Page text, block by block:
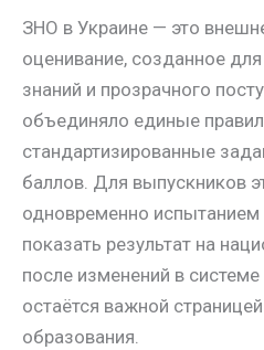
ЗНО в Украине — это
оценивание, созданное
знаний и прозрачного
объединяло единые
стандартизированные
баллов. Для выпускников
одновременно
показать результат на
после изменений в
остаётся важной
образования.